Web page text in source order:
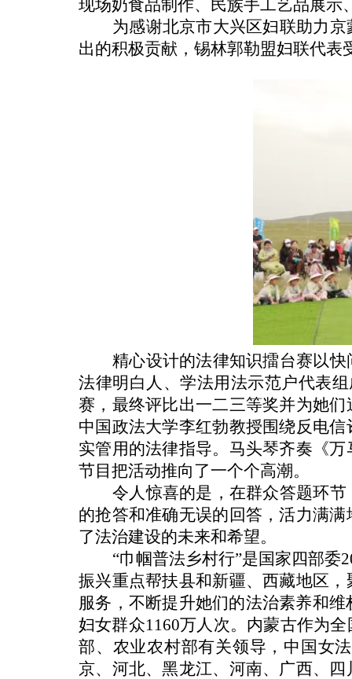
现场奶食品制作、民族手工艺品展
为感谢北京市大兴区妇联助力
出的积极贡献，锡林郭勒盟妇联代
精心设计的法律知识擂台赛以
法律明白人、学法用法示范户代表
赛，最终评比出一二三等奖并为她
中国政法大学李红勃教授围绕反电
实管用的法律指导。马头琴齐奏《
节目把活动推向了一个个高潮。
令人惊喜的是，在群众答题环
的抢答和准确无误的回答，活力满
了法治建设的未来和希望。
“巾帼普法乡村行”是国家四部委
振兴重点帮扶县和新疆、西藏地区
服务，不断提升她们的法治素养和
妇女群众1160万人次。内蒙古作为
部、农业农村部有关领导，中国女
京、河北、黑龙江、河南、广西、